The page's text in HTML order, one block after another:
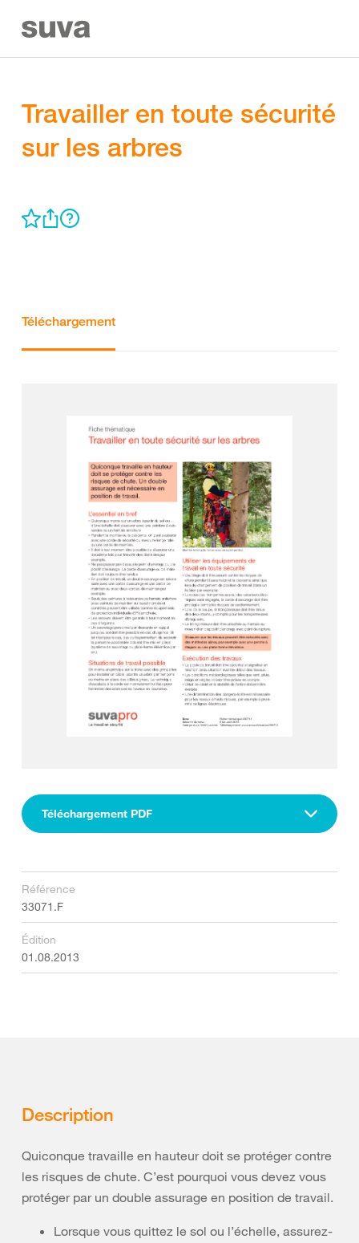
Travailler en toute sécurité
sur les arbres
Téléchargement
Téléchargement PDF
Référence
33071.F
Édition
01.08.2013
Description
Quiconque travaille en hauteur doit se protéger contre
les risques de chute. C’est pourquoi vous devez vous
protéger par un double assurage en position de travail.
Lorsque vous quittez le sol ou l’échelle, assurez-